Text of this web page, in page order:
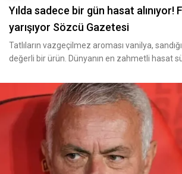
Yılda sadece bir gün hasat alınıyor!
yarışıyor Sözcü Gazetesi
Tatlıların vazgeçilmez aroması vanilya,
değerli bir ürün. Dünyanın en zahmetli hasat